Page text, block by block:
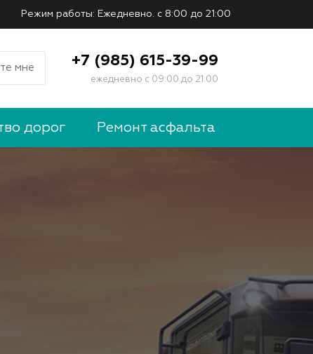
Режим работы: Ежедневно. с 8:00 до 21:00
мне +7 (985) 615-39-99
ежедневно с 09:00 до 21:00
дорог Ремонт асфальта